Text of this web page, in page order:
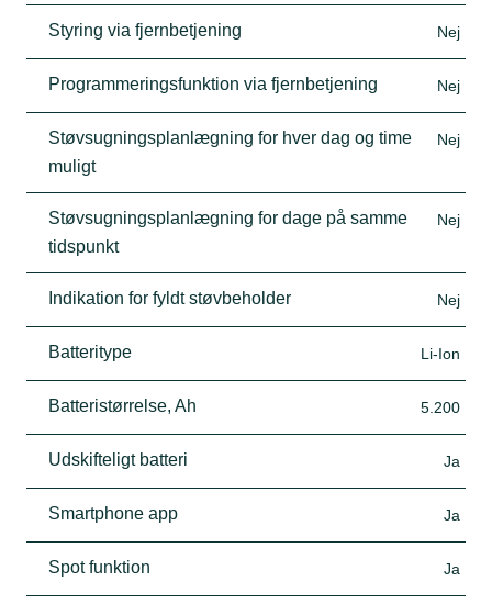
Styring via fjernbetjening Nej
Programmeringsfunktion via fjernbetjening Nej
Støvsugningsplanlægning for hver dag og time
muligt
Nej
Støvsugningsplanlægning for dage på samme
tidspunkt
Nej
Indikation for fyldt støvbeholder Nej
Batteritype Li-Ion
Batteristørrelse, Ah 5.200
Udskifteligt batteri Ja
Smartphone app Ja
Spot funktion Ja